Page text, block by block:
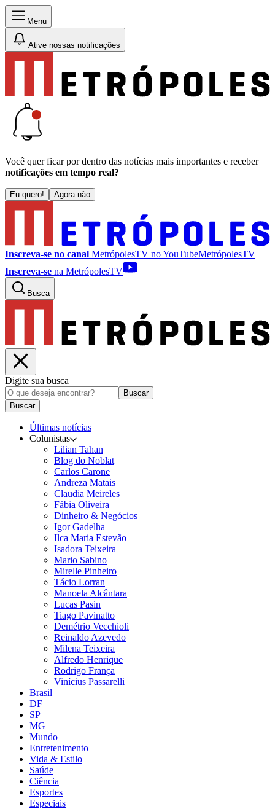
Menu
Ative nossas notificações
Você quer ficar por dentro das notícias mais importantes e receber
notificações em tempo real?
Eu quero! Agora não
Inscreva-se no canal MetrópolesTV noYouTubeMetrópolesTV
Inscreva-se na MetrópolesTV
Busca
Digite sua busca
Buscar
Buscar
Últimas notícias
Colunistas
Lilian Tahan
Blog do Noblat
Carlos Carone
Andreza Matais
Claudia Meireles
Fábia Oliveira
Dinheiro & Negócios
Igor Gadelha
Ilca Maria Estevão
Isadora Teixeira
Mario Sabino
Mirelle Pinheiro
Tácio Lorran
Manoela Alcântara
Lucas Pasin
Tiago Pavinatto
Demétrio Vecchioli
Reinaldo Azevedo
Milena Teixeira
Alfredo Henrique
Rodrigo França
Vinícius Passarelli
Brasil
DF
SP
MG
Mundo
Entretenimento
Vida & Estilo
Saúde
Ciência
Esportes
Especiais